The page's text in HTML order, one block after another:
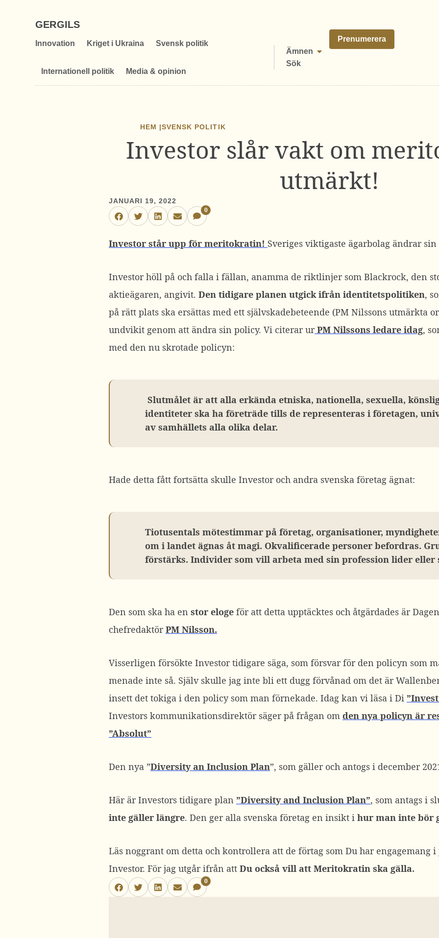
GERGILS
Innovation Kriget i Ukraina Svensk politik
Internationell politik Media & opinion
Ämnen
Sök
Prenumerera
HEM |SVENSK POLITIK
Investor slår vakt om
utmärkt!
JANUARI 19, 2022
0
Investor står upp för meritokratin! Sveriges viktigaste ägarbolag ändrar
Investor höll på och falla i fällan, anamma de riktlinjer som Blackrock, den
aktieägaren, angivit. Den tidigare planen utgick ifrån identitetspolitiken,
på rätt plats ska ersättas med ett självskadebeteende (PM Nilssons utmärkta
undvikit genom att ändra sin policy. Vi citerar ur PM Nilssons ledare idag,
med den nu skrotade policyn:
Slutmålet är att alla erkända etniska, nationella, sexuella,
identiteter ska ha företräde tills de representeras i företagen,
av samhällets alla olika delar.
Hade detta fått fortsätta skulle Investor och andra svenska företag ägnat:
Tiotusentals mötestimmar på företag, organisationer,
om i landet ägnas åt magi. Okvalificerade personer befordras.
förstärks. Individer som vill arbeta med sin profession lider eller
Den som ska ha en stor eloge för att detta upptäcktes och åtgärdades är
chefredaktör PM Nilsson.
Visserligen försökte Investor tidigare säga, som försvar för den policyn som
menade inte så. Själv skulle jag inte bli ett dugg förvånad om det är
insett det tokiga i den policy som man förnekade. Idag kan vi läsa i Di
Investors kommunikationsdirektör säger på frågan om den nya policyn är
”Absolut”
Den nya ”Diversity an Inclusion Plan”, som gäller och antogs i december
Här är Investors tidigare plan ”Diversity and Inclusion Plan”, som antags i
inte gäller längre. Den ger alla svenska företag en insikt i hur man inte bör
Läs noggrant om detta och kontrollera att de förtag som Du har engagemang
Investor. För jag utgår ifrån att Du också vill att Meritokratin ska gälla.
0